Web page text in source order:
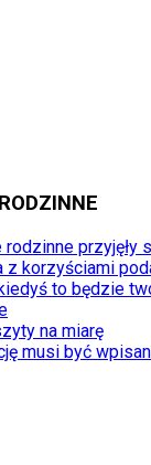
rodzinne przyjęły
z korzyściami
to będzie
na miarę
musi być